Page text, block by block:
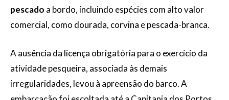
pescado a bordo, incluindo espécies com alto valor
comercial, como dourada, corvina e pescada-branca.
A ausência da licença obrigatória para o exercício da
atividade pesqueira, associada às demais
irregularidades, levou à apreensão do barco. A